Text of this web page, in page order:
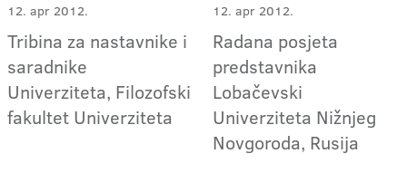
12. apr 2012.
Tribina za nastavnike i
saradnike
Univerziteta, Filozofski
fakultet Univerziteta
12. apr 2012.
Radana posjeta
predstavnika
Lobačevski
Univerziteta Nižnjeg
Novgoroda, Rusija